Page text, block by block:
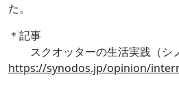
た。
＊記事
スクオッターの生活実践（シ
https://synodos.jp/opinion/